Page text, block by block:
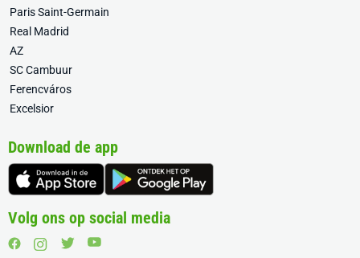
Paris Saint-Germain
Real Madrid
AZ
SC Cambuur
Ferencváros
Excelsior
Download de app
Volg ons op social media